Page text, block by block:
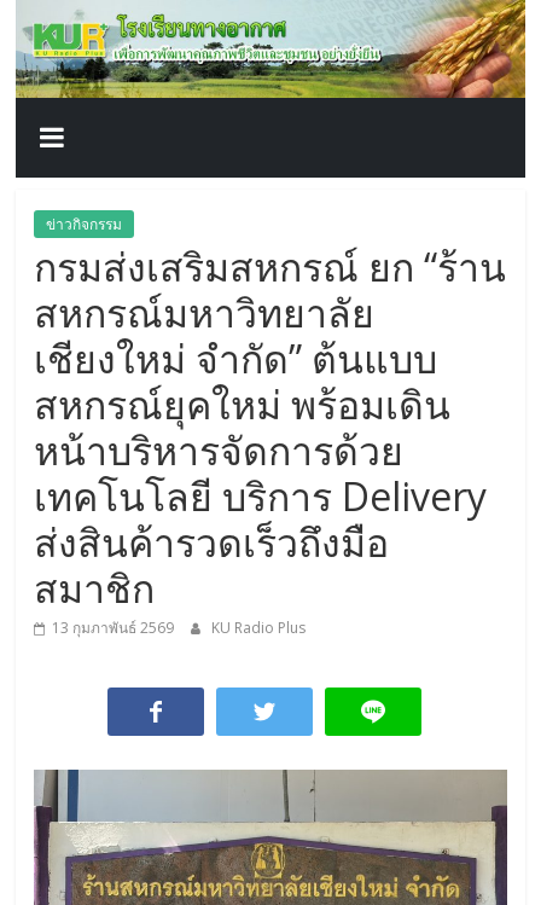
content
โรงเรียน
ทาง
อากาศ​
เพื่อ
พัฒนา
คุณภาพ
ชีวิต
ข่าวกิจกรรม
กรมส่งเสริมสหกรณ์ ยก “ร้าน
สหกรณ์มหาวิทยาลัย
เชียงใหม่ จำกัด” ต้นแบบ
สหกรณ์ยุคใหม่ พร้อมเดิน
หน้าบริหารจัดการด้วย
เทคโนโลยี บริการ Delivery
ส่งสินค้ารวดเร็วถึงมือ
สมาชิก
13 กุมภาพันธ์ 2569 KU Radio Plus